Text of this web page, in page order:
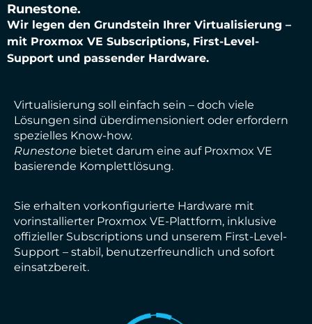
Runestone.
Wir legen den Grundstein Ihrer Virtualisierung –
mit Proxmox VE Subscriptions, First-Level-
Support und passender Hardware.
Virtualisierung soll einfach sein – doch viele
Lösungen sind überdimensioniert oder erfordern
spezielles Know-how.
Runestone bietet darum eine auf Proxmox VE
basierende Komplettlösung.
Sie erhalten vorkonfigurierte Hardware mit
vorinstallierter Proxmox VE-Plattform, inklusive
offizieller Subscriptions und unserem First-Level-
Support – stabil, benutzerfreundlich und sofort
einsatzbereit.